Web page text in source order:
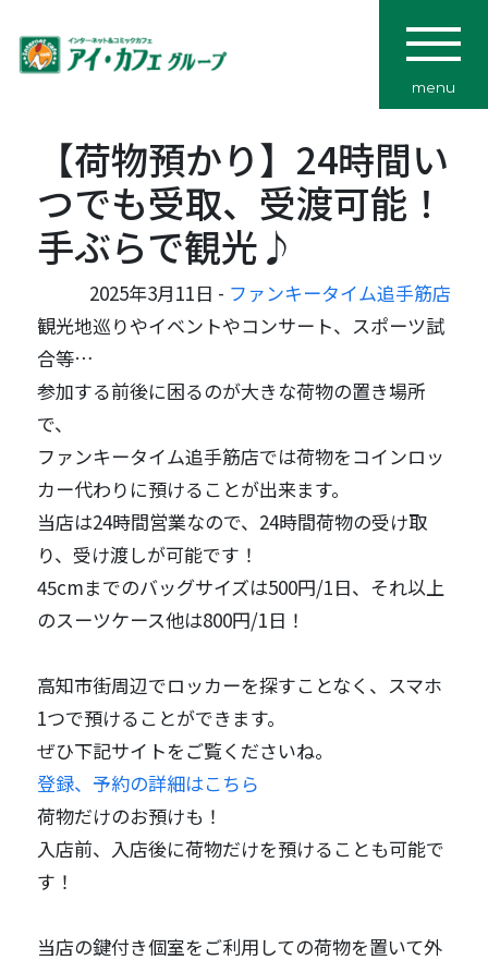
menu
【荷物預かり】24時間い
つでも受取、受渡可能！
手ぶらで観光♪
2025年3月11日 - ファンキータイム追手筋店
観光地巡りやイベントやコンサート、スポーツ試
合等…
参加する前後に困るのが大きな荷物の置き場所
で、
ファンキータイム追手筋店では荷物をコインロッ
カー代わりに預けることが出来ます。
当店は24時間営業なので、24時間荷物の受け取
り、受け渡しが可能です！
45cmまでのバッグサイズは500円/1日、それ以上
のスーツケース他は800円/1日！
高知市街周辺でロッカーを探すことなく、スマホ
1つで預けることができます。
ぜひ下記サイトをご覧くださいね。
登録、予約の詳細はこちら
荷物だけのお預けも！
入店前、入店後に荷物だけを預けることも可能で
す！
当店の鍵付き個室をご利用しての荷物を置いて外